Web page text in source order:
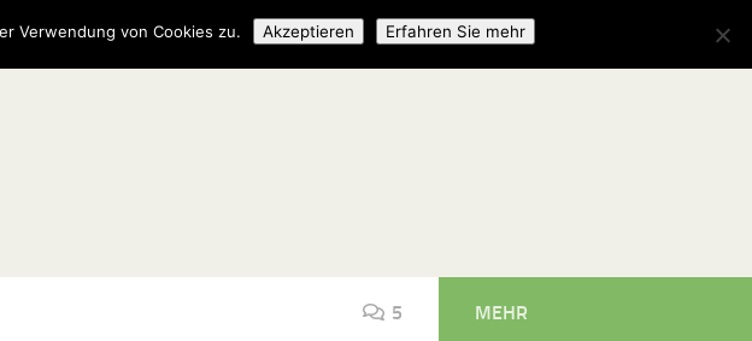
5 MEHR
Verwendung von Cookies zu. Akzeptieren Erfahren Sie mehr